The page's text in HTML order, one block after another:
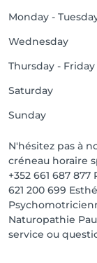
Monday -
Wednesday
Thursday - Friday
Saturday
Sunday
N'hésitez pas à
créneau horaire
+352 661 687
621 200 699
Naturopathie
service ou